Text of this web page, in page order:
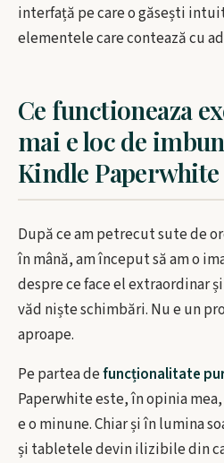
interfață pe care o găsești
elementele care contează cu
Ce functioneaza
mai e loc de
Kindle Paperwhite
După ce am petrecut sute de
în mână, am început să am o
despre ce face el extraordinar
văd niște schimbări. Nu e un
aproape.
Pe partea defuncționalitate
Paperwhite este, în opinia
e o minune. Chiar și în lumina
și tabletele devin ilizibile din